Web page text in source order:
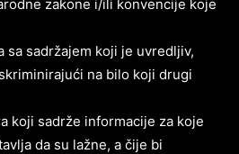
zakone i/ili konvencije koje
sa sadržajem koji je uvredljiv,
na bilo koji drugi
koji sadrže informacije za koje
da su lažne, a čije bi